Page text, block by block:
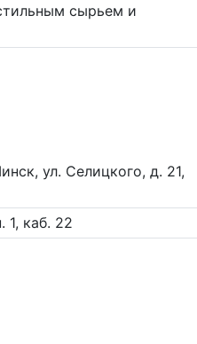
сырьем и
ул. Селицкого, д. 21,
1, каб. 22